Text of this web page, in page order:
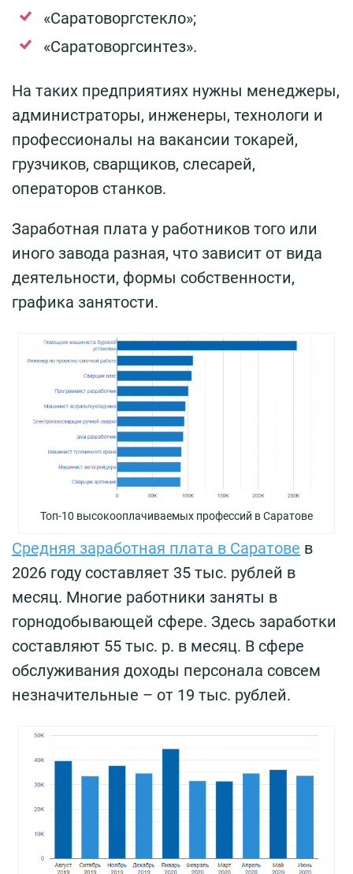
«Саратоворгстекло»;
«Саратоворгсинтез».
На таких предприятиях нужны менеджеры,
администраторы, инженеры, технологи и
профессионалы на вакансии токарей,
грузчиков, сварщиков, слесарей,
операторов станков.
Заработная плата у работников того или
иного завода разная, что зависит от вида
деятельности, формы собственности,
графика занятости.
Топ-10 высокооплачиваемых профессий в Саратове
Средняя заработная плата в Саратове в
2026 году составляет 35 тыс. рублей в
месяц. Многие работники заняты в
горнодобывающей сфере. Здесь заработки
составляют 55 тыс. р. в месяц. В сфере
обслуживания доходы персонала совсем
незначительные – от 19 тыс. рублей.